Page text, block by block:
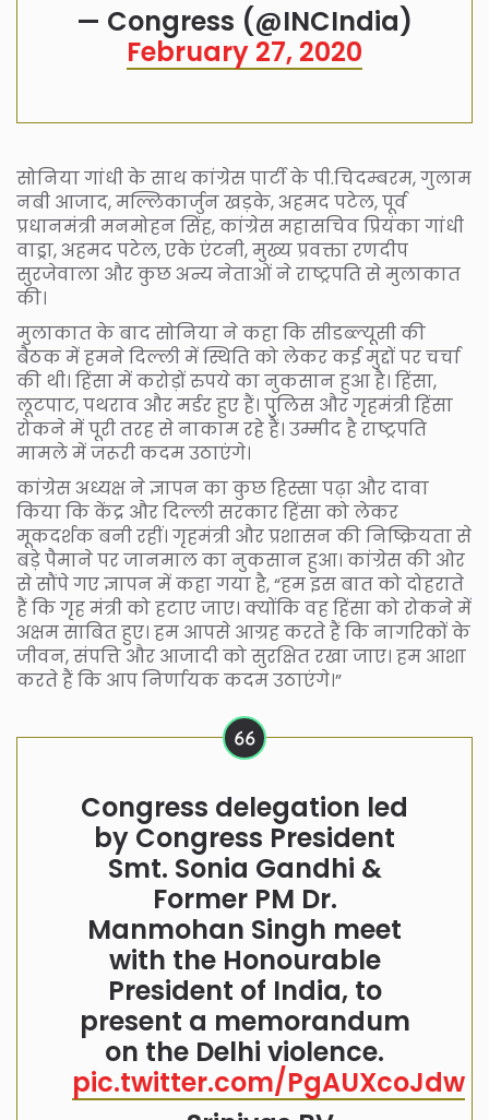
— Congress (@INCIndia)
February 27, 2020
सोनिया गांधी के साथ कांग्रेस पार्टी के पी.चिदम्बरम, गुलाम
नबी आजाद, मल्लिकार्जुन खड़के, अहमद पटेल, पूर्व
प्रधानमंत्री मनमोहन सिंह, कांग्रेस महासचिव प्रियंका गांधी
वाड्रा, अहमद पटेल, एके एंटनी, मुख्य प्रवक्ता रणदीप
सुरजेवाला और कुछ अन्य नेताओं ने राष्ट्रपति से मुलाकात
की।
मुलाकात के बाद सोनिया ने कहा कि सीडब्ल्यूसी की
बैठक में हमने दिल्ली में स्थिति को लेकर कई मुद्दों पर चर्चा
की थी। हिंसा में करोड़ों रुपये का नुकसान हुआ है। हिंसा,
लूटपाट, पथराव और मर्डर हुए हैं। पुलिस और गृहमंत्री हिंसा
रोकने में पूरी तरह से नाकाम रहे हैं। उम्मीद है राष्ट्रपति
मामले में जरूरी कदम उठाएंगे।
कांग्रेस अध्यक्ष ने ज्ञापन का कुछ हिस्सा पढ़ा और दावा
किया कि केंद्र और दिल्ली सरकार हिंसा को लेकर
मूकदर्शक बनी रहीं। गृहमंत्री और प्रशासन की निष्क्रियता से
बड़े पैमाने पर जानमाल का नुकसान हुआ। कांग्रेस की ओर
से सौंपे गए ज्ञापन में कहा गया है, “हम इस बात को दोहराते
हैं कि गृह मंत्री को हटाए जाए। क्योंकि वह हिंसा को रोकने में
अक्षम साबित हुए। हम आपसे आग्रह करते हैं कि नागरिकों के
जीवन, संपत्ति और आजादी को सुरक्षित रखा जाए। हम आशा
करते हैं कि आप निर्णायक कदम उठाएंगे।”
Congress delegation led
by Congress President
Smt. Sonia Gandhi &
Former PM Dr.
Manmohan Singh meet
with the Honourable
President of India, to
present a memorandum
on the Delhi violence.
pic.twitter.com/PgAUXcoJdw